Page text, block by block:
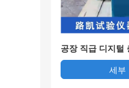
공장 직급 디지털
전동 진동 체기,
세부